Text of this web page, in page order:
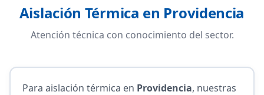
Aislación Térmica en Providencia
Atención técnica con conocimiento del sector.
Para aislación térmica en Providencia, nuestras